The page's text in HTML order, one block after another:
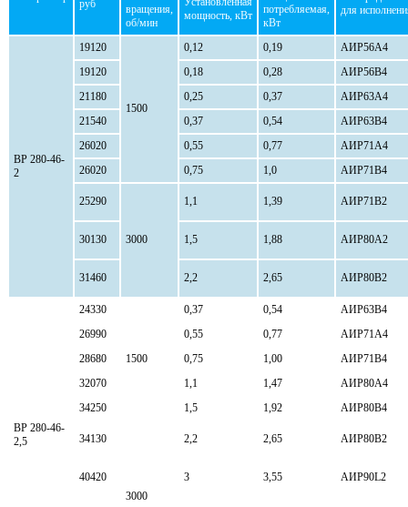
руб
для
вращения,
об/мин
мощность, кВт
потребляемая,
кВт
ВР 280-46-
2
19120
1500
0,12 0,19
АИР56А4
19120
0,18 0,28
АИР56В4
21180
0,25 0,37
АИР63А4
21540
0,37 0,54
АИР63В4
26020
0,55 0,77
АИР71А4
26020
0,75 1,0 АИР71В4
25290
3000
1,1 1,39 АИР71В2
30130 1,5 1,88 АИР80А2
31460 2,2 2,65 АИР80В2
ВР 280-46-
2,5
24330
1500
0,37 0,54
АИР63В4
26990
0,55 0,77
АИР71А4
28680
0,75 1,00
АИР71В4
32070
1,1 1,47
АИР80А4
34250
1,5 1,92 АИР80В4
34130
3000
2,2 2,65 АИР80В2
40420 3 3,55 АИР90L2